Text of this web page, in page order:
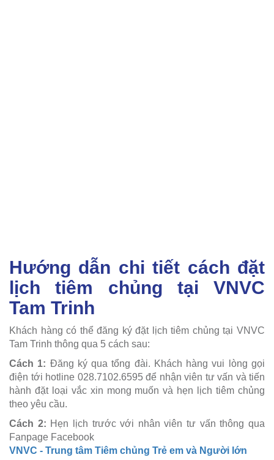
Hướng dẫn chi tiết cách đặt
lịch tiêm chủng tại VNVC
Tam Trinh
Khách hàng có thể đăng ký đặt lịch tiêm chủng tại VNVC
Tam Trinh thông qua 5 cách sau:
Cách 1: Đăng ký qua tổng đài. Khách hàng vui lòng gọi
điện tới hotline 028.7102.6595 để nhận viên tư vấn và tiến
hành đặt loại vắc xin mong muốn và hẹn lịch tiêm chủng
theo yêu cầu.
Cách 2: Hẹn lịch trước với nhân viên tư vấn thông qua
Fanpage Facebook
VNVC - Trung tâm Tiêm chủng Trẻ em và Người lớn